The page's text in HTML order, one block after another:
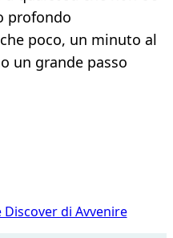
profondo
poco, un minuto al
un grande passo
di Avvenire